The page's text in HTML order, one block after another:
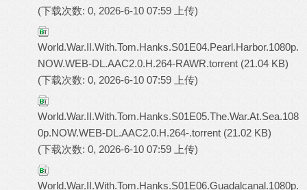
(下载次数: 0, 2026-6-10 07:59 上传)
World.War.II.With.Tom.Hanks.S01E04.Pearl.Harbor.1080p.
NOW.WEB-DL.AAC2.0.H.264-RAWR.torrent (21.04 KB)
(下载次数: 0, 2026-6-10 07:59 上传)
World.War.II.With.Tom.Hanks.S01E05.The.War.At.Sea.108
0p.NOW.WEB-DL.AAC2.0.H.264-.torrent (21.02 KB)
(下载次数: 0, 2026-6-10 07:59 上传)
World.War.II.With.Tom.Hanks.S01E06.Guadalcanal.1080p.